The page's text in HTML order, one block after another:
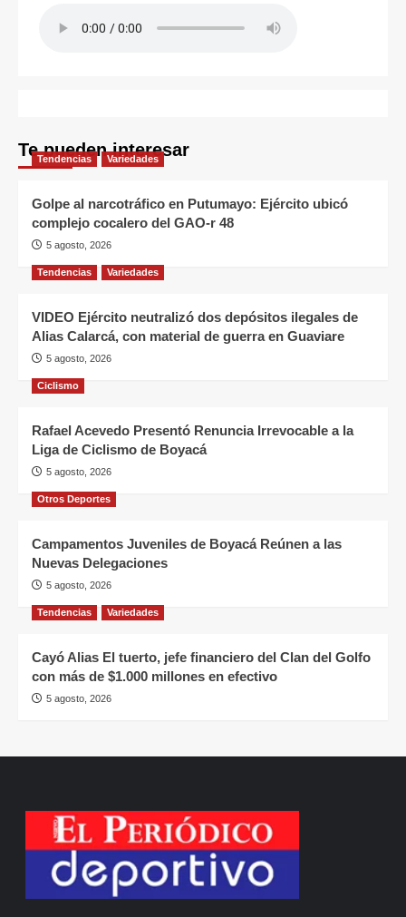
Te pueden interesar
Tendencias Variedades
Golpe al narcotráfico en Putumayo: Ejército ubicó
complejo cocalero del GAO-r 48
5 agosto, 2026
Tendencias Variedades
VIDEO Ejército neutralizó dos depósitos ilegales de
Alias Calarcá, con material de guerra en Guaviare
5 agosto, 2026
Ciclismo
Rafael Acevedo Presentó Renuncia Irrevocable a la
Liga de Ciclismo de Boyacá
5 agosto, 2026
Otros Deportes
Campamentos Juveniles de Boyacá Reúnen a las
Nuevas Delegaciones
5 agosto, 2026
Tendencias Variedades
Cayó Alias El tuerto, jefe financiero del Clan del Golfo
con más de $1.000 millones en efectivo
5 agosto, 2026